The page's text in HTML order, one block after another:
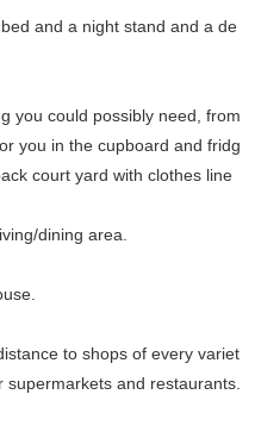
and a night stand and a de
you could possibly need, from
you in the cupboard and fridg
court yard with clothes line
dining area.
to shops of every variet
and restaurants.